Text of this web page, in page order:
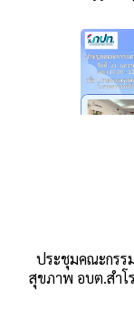
ประชุมคณะกรร
สุขภาพ อบต.สำโ